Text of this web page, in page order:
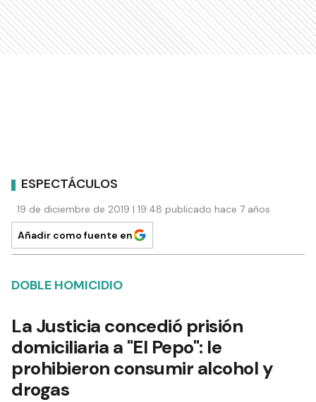
ESPECTÁCULOS
19 de diciembre de 2019 | 19:48 publicado hace 7 años
Añadir como fuente en
DOBLE HOMICIDIO
La Justicia concedió prisión
domiciliaria a "El Pepo": le
prohibieron consumir alcohol y
drogas